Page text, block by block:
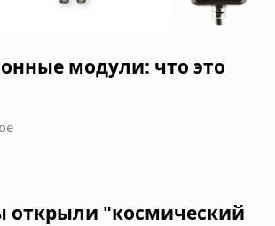
модули: что это
открыли "космический